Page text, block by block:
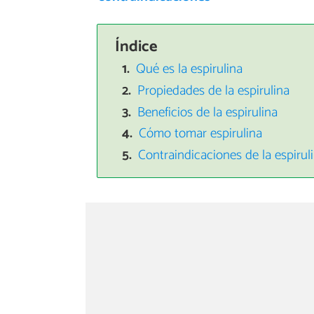
Índice
Qué es la espirulina
Propiedades de la espirulina
Beneficios de la espirulina
Cómo tomar espirulina
Contraindicaciones de la